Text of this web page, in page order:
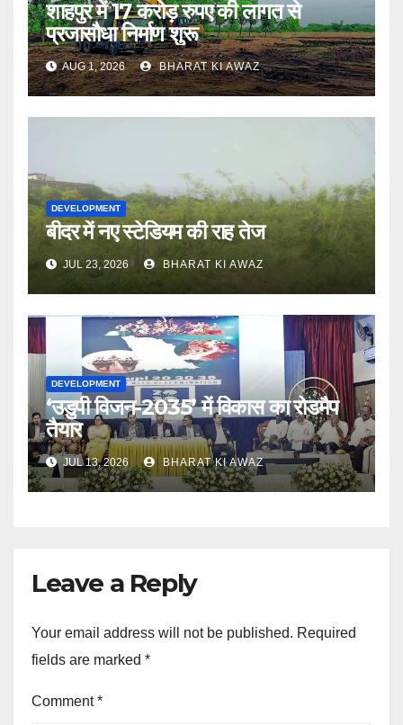
शाहपुर में 17 करोड़ रुपए की लागत से
प्रजासौधा निर्माण शुरू
AUG 1, 2026 BHARAT KI AWAZ
DEVELOPMENT
बीदर में नए स्टेडियम की राह तेज
JUL 23, 2026 BHARAT KI AWAZ
DEVELOPMENT
‘उडुपी विजन-2035’ में विकास का रोडमैप
तैयार
JUL 13, 2026 BHARAT KI AWAZ
Leave a Reply
Your email address will not be published. Required
fields are marked *
Comment*